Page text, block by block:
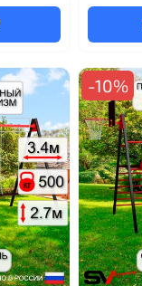
-10%